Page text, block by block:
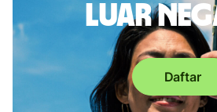
luar
Daftar